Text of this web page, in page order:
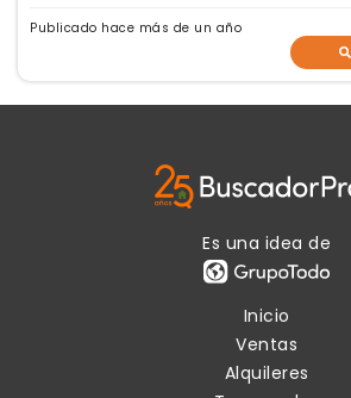
Publicado hace más de un año
Es una idea de
Inicio
Ventas
Alquileres